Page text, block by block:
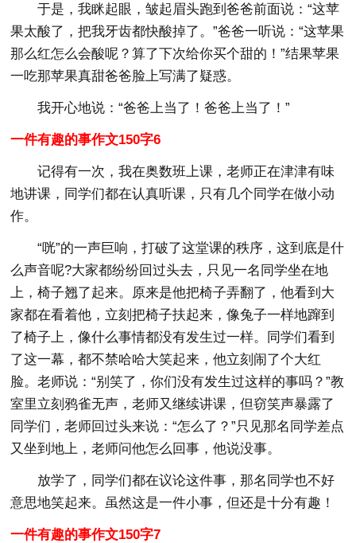
于是，我眯起眼，皱起眉头跑到爸爸前面说：“这苹
果太酸了，把我牙齿都快酸掉了。”爸爸一听说：“这苹果
那么红怎么会酸呢？算了下次给你买个甜的！”结果苹果
一吃那苹果真甜爸爸脸上写满了疑惑。
我开心地说：“爸爸上当了！爸爸上当了！”
一件有趣的事作文150字6
记得有一次，我在奥数班上课，老师正在津津有味
地讲课，同学们都在认真听课，只有几个同学在做小动
作。
“咣”的一声巨响，打破了这堂课的秩序，这到底是什
么声音呢?大家都纷纷回过头去，只见一名同学坐在地
上，椅子翘了起来。原来是他把椅子弄翻了，他看到大
家都在看着他，立刻把椅子扶起来，像兔子一样地蹿到
了椅子上，像什么事情都没有发生过一样。同学们看到
了这一幕，都不禁哈哈大笑起来，他立刻闹了个大红
脸。老师说：“别笑了，你们没有发生过这样的事吗？”教
室里立刻鸦雀无声，老师又继续讲课，但窃笑声暴露了
同学们，老师回过头来说：“怎么了？”只见那名同学差点
又坐到地上，老师问他怎么回事，他说没事。
放学了，同学们都在议论这件事，那名同学也不好
意思地笑起来。虽然这是一件小事，但还是十分有趣！
一件有趣的事作文150字7